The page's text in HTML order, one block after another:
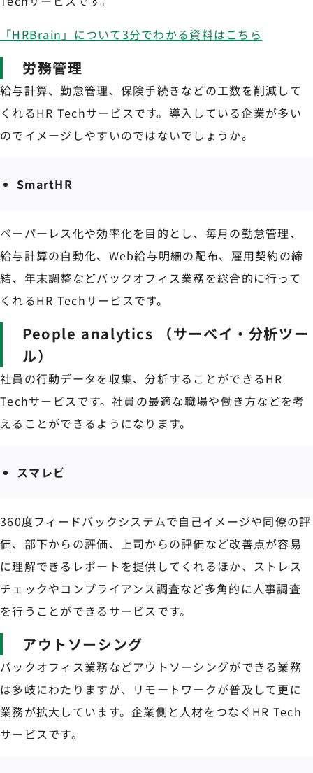
「HRBrain」について3分でわかる資料はこちら
労務管理
給与計算、勤怠管理、保険手続きなどの工数を削減して
くれるHR Techサービスです。導入している企業が多い
のでイメージしやすいのではないでしょうか。
SmartHR
ペーパーレス化や効率化を目的とし、毎月の勤怠管理、
給与計算の自動化、Web給与明細の配布、雇用契約の締
結、年末調整などバックオフィス業務を総合的に行って
くれるHR Techサービスです。
People analytics （サーベイ・分析ツー
ル）
社員の行動データを収集、分析することができるHR
Techサービスです。社員の最適な職場や働き方などを考
えることができるようになります。
スマレビ
360度フィードバックシステムで自己イメージや同僚の評
価、部下からの評価、上司からの評価など改善点が容易
に理解できるレポートを提供してくれるほか、ストレス
チェックやコンプライアンス調査など多角的に人事調査
を行うことができるサービスです。
アウトソーシング
バックオフィス業務などアウトソーシングができる業務
は多岐にわたりますが、リモートワークが普及して更に
業務が拡大しています。企業側と人材をつなぐHR Tech
サービスです。